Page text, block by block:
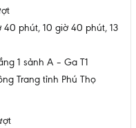
phút, 10 giờ 40 phút, 13
1 sảnh A – Ga T1
Trang tỉnh Phú Thọ